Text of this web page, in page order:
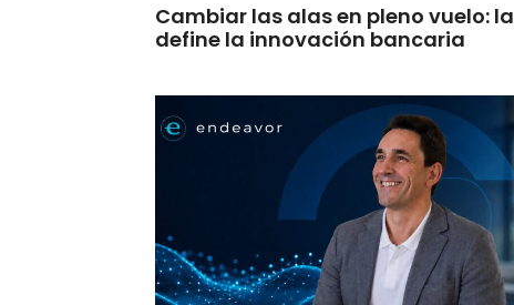
Cambiar las alas en pleno vuelo:
define la innovación bancaria